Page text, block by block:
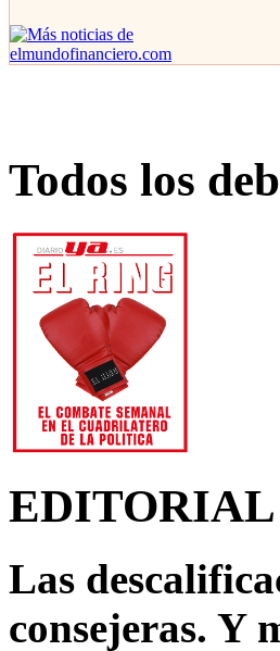
Todos los
EDITORIAL
Las
consejeras. Y